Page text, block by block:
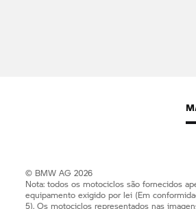
© BMW AG 2026
Nota: todos os motociclos são fornecidos
equipamento exigido por lei (Em
5). Os motociclos representados nas